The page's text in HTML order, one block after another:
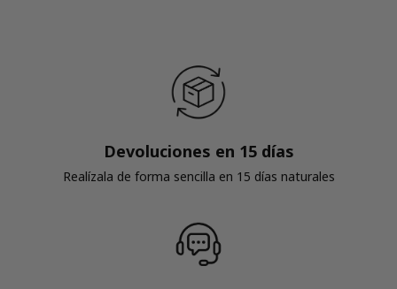
Devoluciones en 15 días
Realízala de forma sencilla en 15 días naturales